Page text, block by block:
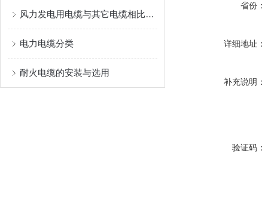
风力发电用电缆与其它电缆相比的优势
电力电缆分类
耐火电缆的安装与选用
省份：
详细地址：
补充说明：
验证码：